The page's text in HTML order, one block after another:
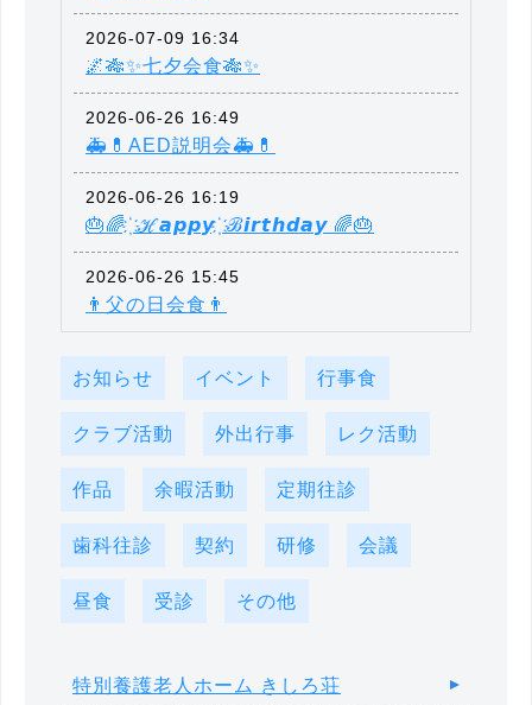
2026-07-09 16:34
🌌🎋✨七夕会食🎋✨
2026-06-26 16:49
🚑💊AED説明会🚑💊
2026-06-26 16:19
🎂🌈 ҉ ℋ𝙖𝙥𝙥𝙮 ҉ ℬ𝙞𝙧𝙩𝙝𝙙𝙖𝙮 🌈🎂
2026-06-26 15:45
👨父の日会食👨
お知らせ イベント 行事食
クラブ活動 外出行事 レク活動
作品 余暇活動 定期往診
歯科往診 契約 研修 会議
昼食 受診 その他
特別養護老人ホーム きしろ荘